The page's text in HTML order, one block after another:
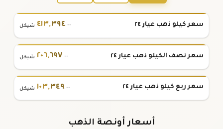
سعر كيلو ذهب عيار ٢٤ ٤١٣,٣٩٤.٠٠ شيكل
سعر نصف الكيلو ذهب عيار ٢٤ ٢٠٦,٦٩٧.٠٠ شيكل
سعر ربع كيلو ذهب عيار ٢٤ ١٠٣,٣٤٩.٠٠ شيكل
أسعار أونصة الذهب